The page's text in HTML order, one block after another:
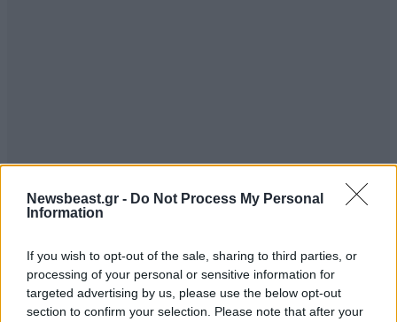
Newsbeast.gr - Do Not Process My Personal
Information
If you wish to opt-out of the sale, sharing to third parties, or
processing of your personal or sensitive information for
targeted advertising by us, please use the below opt-out
section to confirm your selection. Please note that after your